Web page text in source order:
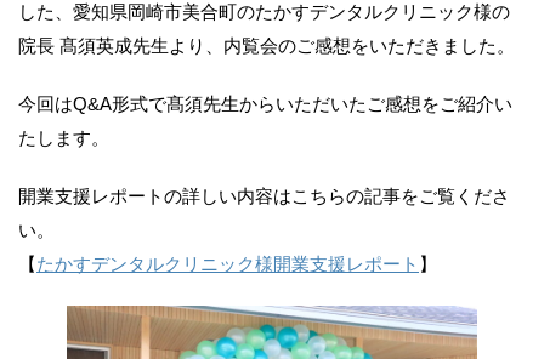
した、愛知県岡崎市美合町のたかすデンタルクリニック様の
院長 髙須英成先生より、内覧会のご感想をいただきました。
今回はQ&A形式で髙須先生からいただいたご感想をご紹介い
たします。
開業支援レポートの詳しい内容はこちらの記事をご覧くださ
い。
【たかすデンタルクリニック様開業支援レポート 】